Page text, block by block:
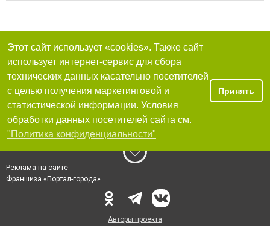
Этот сайт использует «cookies». Также сайт
использует интернет-сервис для сбора
технических данных касательно посетителей
с целью получения маркетинговой и
статистической информации. Условия
обработки данных посетителей сайта см.
"Политика конфиденциальности"
Принять
Реклама на сайте
Франшиза «Портал-города»
Авторы проекта